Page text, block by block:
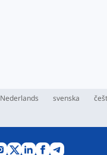
Nederlands svenska